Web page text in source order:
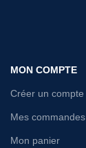
MON COMPTE
Créer un compte
Mes commandes
Mon panier